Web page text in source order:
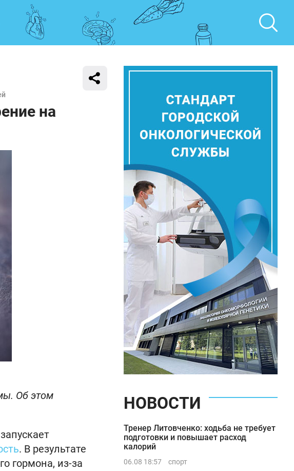
на
Об этом
. В результате
гормона, из-за
НОВОСТИ
Тренер Литовченко: ходьба не требует
подготовки и повышает расход
калорий
06.08 18:57 спорт